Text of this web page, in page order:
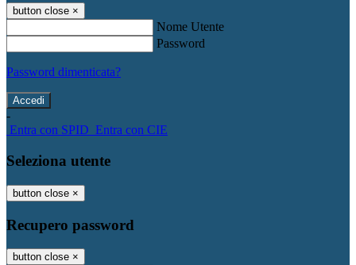
button close ×
Nome Utente
Password
Password dimenticata?
-
Entra con SPID Entra con CIE
Seleziona utente
button close ×
Recupero password
button close ×